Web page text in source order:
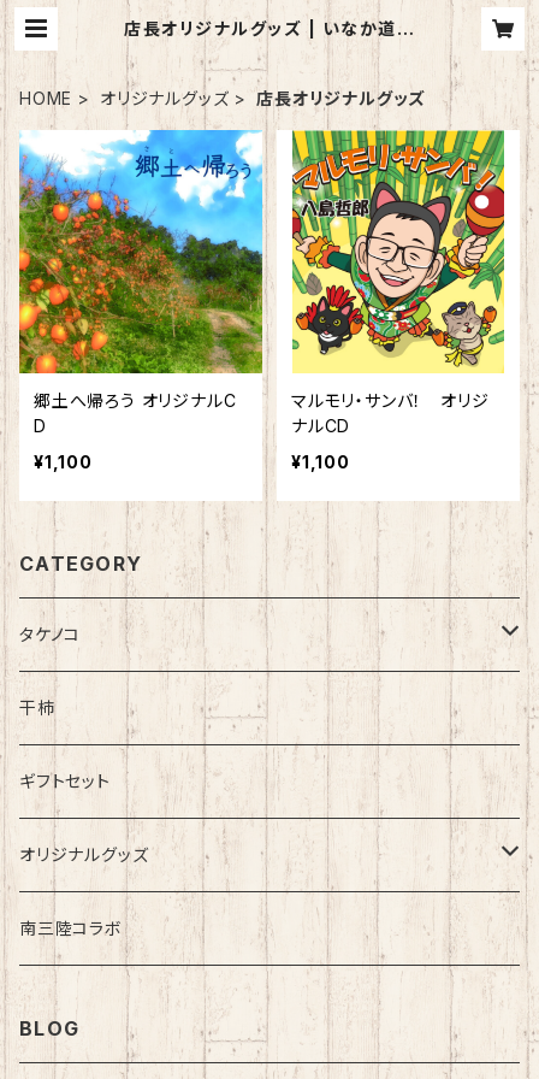
店長オリジナルグッズ | いなか道の
駅やしまや
HOME オリジナルグッズ 店長オリジナルグッズ
郷土へ帰ろう オリジナルC
D
¥1,100
マルモリ・サンバ！ オリジ
ナルCD
¥1,100
CATEGORY
タケノコ
タケノコ
タケノコ 加工食品
干柿
ギフトセット
オリジナルグッズ
駅長とらおくんグッズ
その他
店長てっちゃんグッズ
南三陸コラボ
BLOG